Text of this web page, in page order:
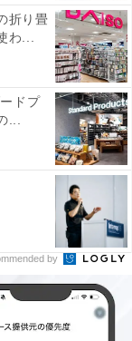
折り畳
わ...
ドプ
...
by